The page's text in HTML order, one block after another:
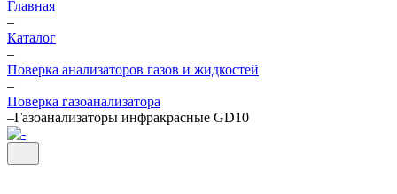
Главная
–
Каталог
–
Поверка анализаторов газов и жидкостей
–
Поверка газоанализатора
–Газоанализаторы инфракрасные GD10